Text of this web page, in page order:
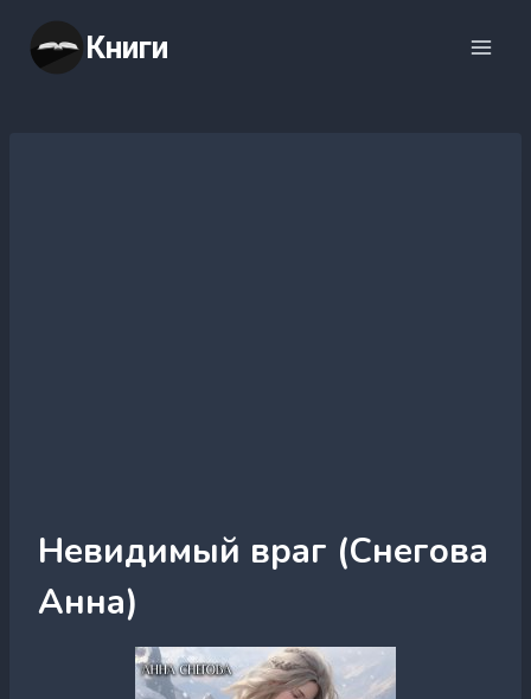
содержимому
Книги
Невидимый враг (Снегова
Анна)